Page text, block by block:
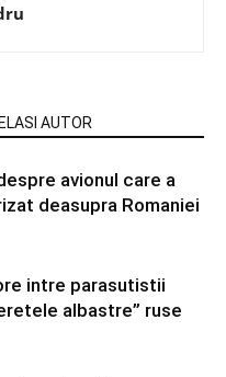
AUTOR
avionul care a
deasupra Romaniei
intre parasutistii
albastre” ruse